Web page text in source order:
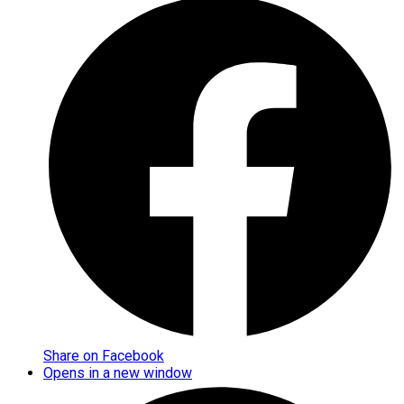
Share on Facebook
Opens in a new window